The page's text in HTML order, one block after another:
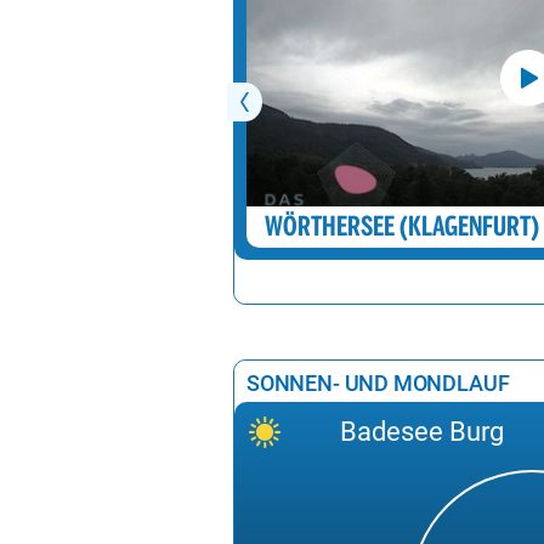
Erlaufsee
Achensee
Bananensee
Gieringer-Weiher
Hintersteinersee
Stimmersee
Längsee (T)
Urisee
Hechtsee
WÖRTHERSEE (KLAGENFURT)
SONNEN- UND MONDLAUF
Badesee Burg